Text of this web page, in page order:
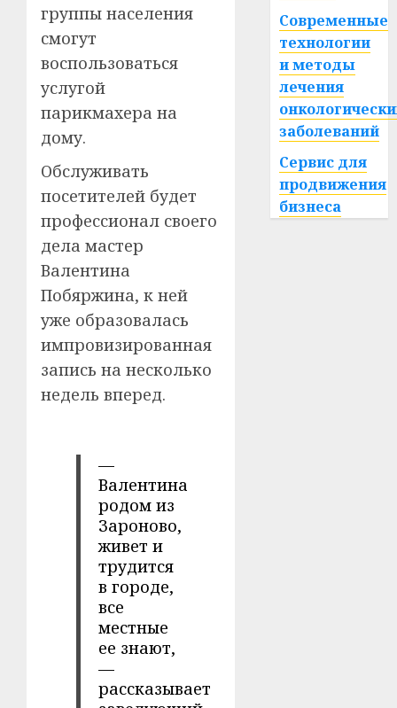
группы населения
смогут
воспользоваться
услугой
парикмахера на
дому.
Обслуживать
посетителей будет
профессионал своего
дела мастер
Валентина
Побяржина, к ней
уже образовалась
импровизированная
запись на несколько
недель вперед.
—
Валентина
родом из
Зароново,
живет и
трудится
в городе,
все
местные
ее знают,
—
рассказывает
Современные
технологии
и методы
лечения
заболеваний
Сервис для
продвижения
бизнеса